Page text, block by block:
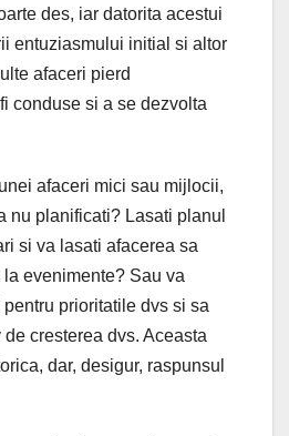
des, iar datorita acestui
entuziasmului initial si altor
afaceri pierd
conduse si a se dezvolta
afaceri mici sau mijlocii,
nu planificati? Lasati planul
si va lasati afacerea sa
evenimente? Sau va
prioritatile dvs si sa
cresterea dvs. Aceasta
dar, desigur, raspunsul